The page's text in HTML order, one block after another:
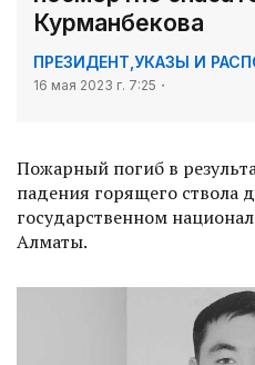
Курманбекова
ПРЕЗИДЕНТ УКАЗЫ И
16 мая 2023 г. 7:25
Пожарный погиб в
падения горящего ствола
государственном
Алматы.